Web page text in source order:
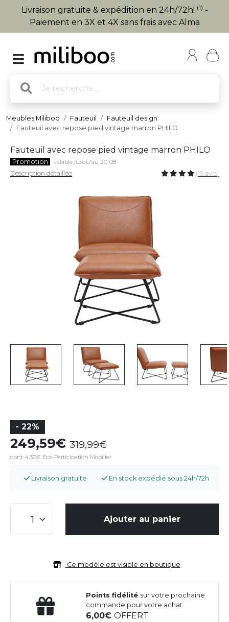
Livraison gratuite & expédition en 24h/72h! (1) -
Paiement en 3X et 4X sans frais avec Alma
Meubles Miliboo Fauteuil
Fauteuil design
Fauteuil avec repose pied vintage marron PHILO
Fauteuil avec repose pied vintage marron PHILO
Promotion valable jusqu'au 20-08
Description détaillée (16 avis)
- 22%
249,59 319,99
dont 4,30€ Eco-Participation Mobilier
Livraison gratuite En stock expédié sous 24h/72h
Ajouter au panier
Ce modèle est visible en boutique
Points fidélité sur votre prochaine
commande pour votre achat
6,00OFFERT